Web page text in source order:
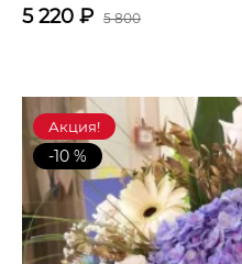
5 220 ₽ 5 800
Акция!
-10 %